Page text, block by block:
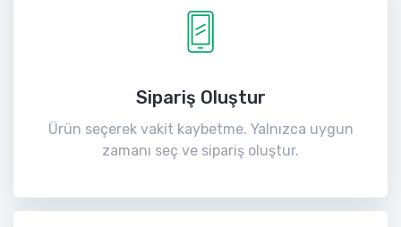
Sipariş Oluştur
Ürün seçerek vakit kaybetme. Yalnızca uygun
zamanı seç ve sipariş oluştur.